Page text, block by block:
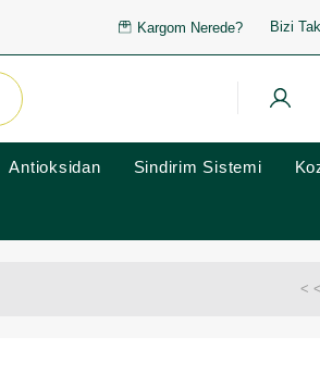
Kargom Nerede? Bizi
Antioksidan Sindirim Sistemi
<